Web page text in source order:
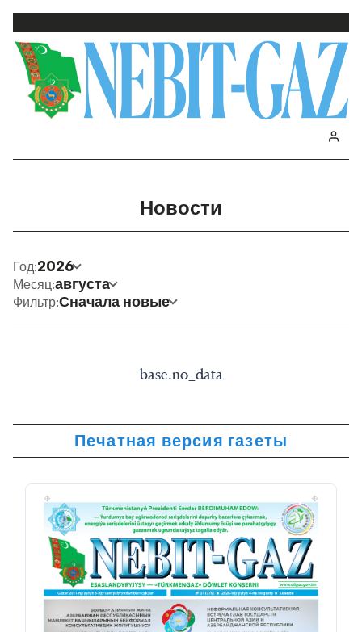
Новости
Год:2026
Месяц:августа
Фильтр:Сначала новые
base.no_data
Печатная версия газеты